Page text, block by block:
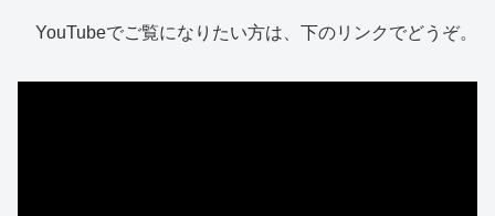
YouTubeでご覧になりたい方は、下のリンクでどうぞ。